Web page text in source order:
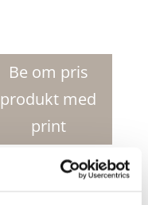
Be om pris
produkt med
print
Beskyttelse, Helse